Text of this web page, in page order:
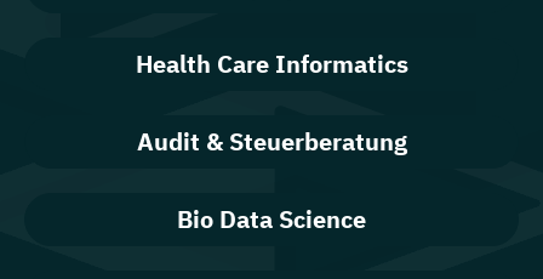
Health Care Informatics
Audit & Steuerberatung
Bio Data Science